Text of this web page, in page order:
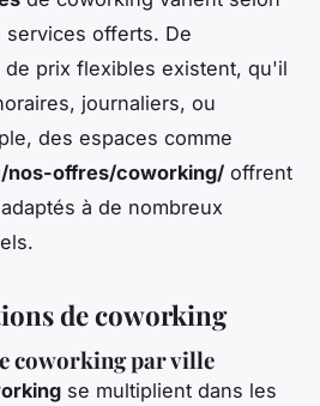
offerts. De
prix flexibles existent, qu'il
journaliers, ou
des espaces comme
nos-offres/coworking/ offrent
à de nombreux
de coworking
coworking par ville
se multiplient dans les